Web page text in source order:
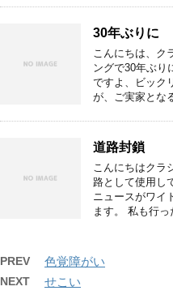
30年ぶりに
こんにちは、ク
ングで30年ぶり
ですよ、ビック
が、ご実家とな
道路封鎖
こんにちはクラ
路として使用し
ニュースがワイ
ます。 私も行
PREV 色覚障がい
NEXT せこい